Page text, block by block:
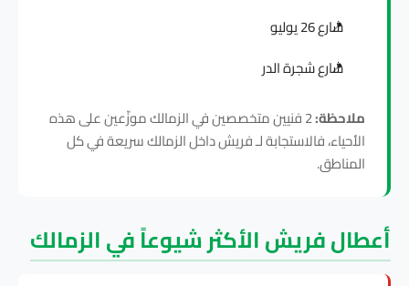
شارع 26 يوليو
شارع شجرة الدر
ملاحظة: 2 فنيين متخصصين في الزمالك موزّعين على هذه
الأحياء، فالاستجابة لـ فريش داخل الزمالك سريعة في كل
المناطق.
أعطال فريش الأكثر شيوعاً في الزمالك